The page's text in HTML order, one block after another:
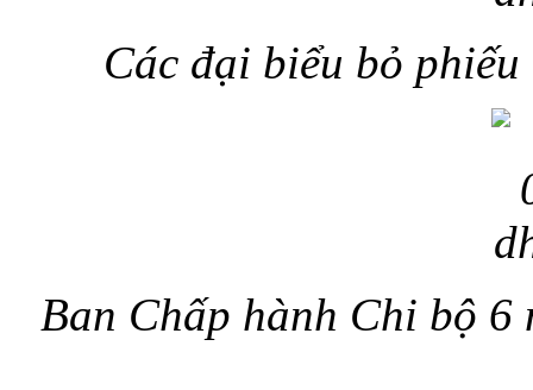
Các đại biểu bỏ
Ban Chấp hành Chi bộ